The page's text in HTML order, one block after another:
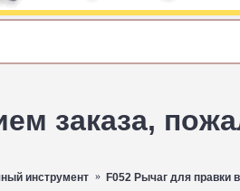
инструмент F052 Рычаг для правки